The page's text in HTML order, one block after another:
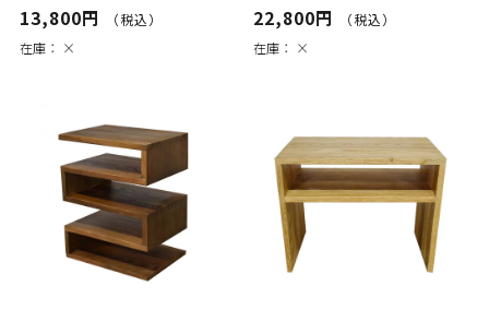
13,800円
（税込）
在庫： ×
22,800円
（税込）
在庫： ×